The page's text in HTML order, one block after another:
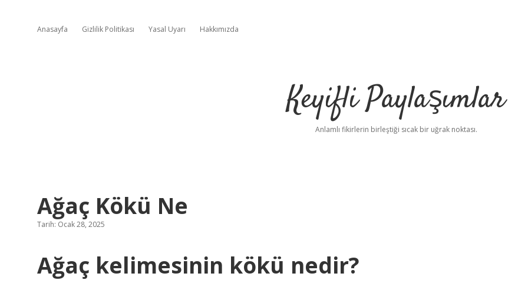
Anasayfa Gizlilik Politikası Yasal Uyarı Hakkımızda
Keyifli Paylaşımlar
Anlamlı fikirlerin birleştiği sıcak bir uğrak noktası.
Ağaç Kökü Ne
Tarih: Ocak 28, 2025
Ağaç kelimesinin kökü nedir?